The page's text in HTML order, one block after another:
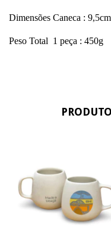
Dimensões Caneca :
Peso Total 1 peça : 450g